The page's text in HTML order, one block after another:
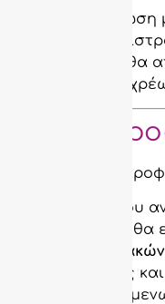
Σε
όρων, η
το προϊόν θα
πελάτη με
💰
Εφόσον η
Το ποσό που
προϊόντων θα
παραλαβής